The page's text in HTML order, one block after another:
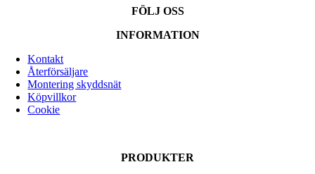
FÖLJ OSS
INFORMATION
Kontakt
Återförsäljare
Montering skyddsnät
Köpvillkor
Cookie
PRODUKTER